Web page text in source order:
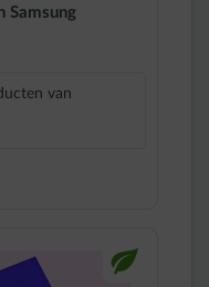
Samsung
van
impulse-leaf